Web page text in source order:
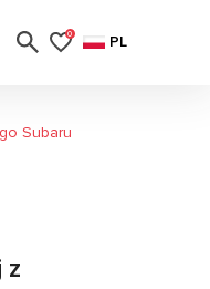
0 PL
Subaru
z